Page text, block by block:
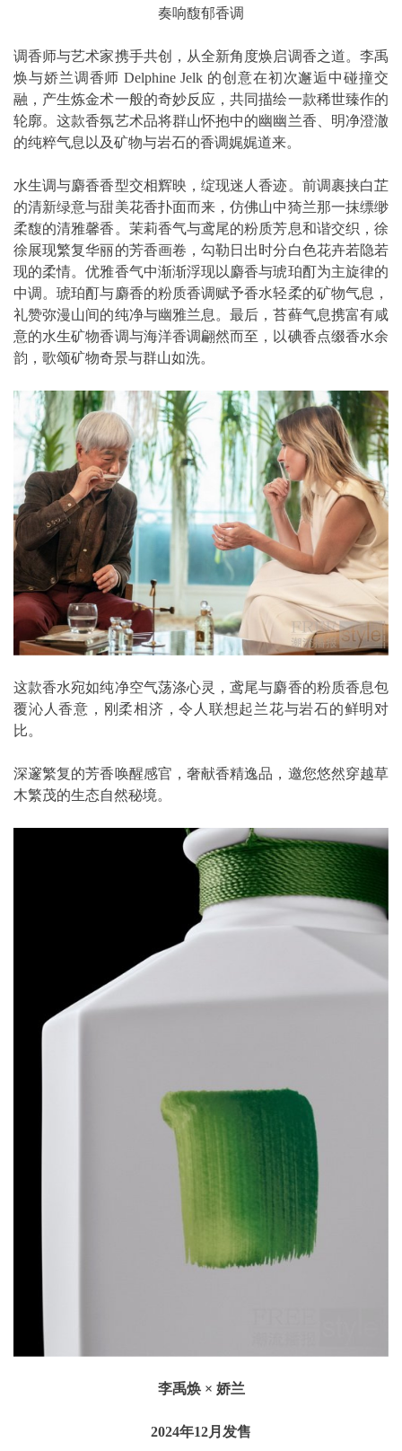
奏响馥郁香调
调香师与艺术家携手共创，从全新角度焕启调香之道。李禹
焕与娇兰调香师 Delphine Jelk 的创意在初次邂逅中碰撞交
融，产生炼金术一般的奇妙反应，共同描绘一款稀世臻作的
轮廓。这款香氛艺术品将群山怀抱中的幽幽兰香、明净澄澈
的纯粹气息以及矿物与岩石的香调娓娓道来。
水生调与麝香香型交相辉映，绽现迷人香迹。前调裹挟白芷
的清新绿意与甜美花香扑面而来，仿佛山中猗兰那一抹缥缈
柔馥的清雅馨香。茉莉香气与鸢尾的粉质芳息和谐交织，徐
徐展现繁复华丽的芳香画卷，勾勒日出时分白色花卉若隐若
现的柔情。优雅香气中渐渐浮现以麝香与琥珀酊为主旋律的
中调。琥珀酊与麝香的粉质香调赋予香水轻柔的矿物气息，
礼赞弥漫山间的纯净与幽雅兰息。最后，苔藓气息携富有咸
意的水生矿物香调与海洋香调翩然而至，以碘香点缀香水余
韵，歌颂矿物奇景与群山如洗。
这款香水宛如纯净空气荡涤心灵，鸢尾与麝香的粉质香息包
覆沁人香意，刚柔相济，令人联想起兰花与岩石的鲜明对
比。
深邃繁复的芳香唤醒感官，奢献香精逸品，邀您悠然穿越草
木繁茂的生态自然秘境。
李禹焕 × 娇兰
2024年12月发售